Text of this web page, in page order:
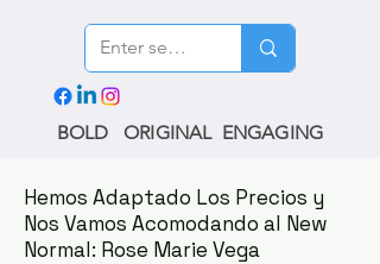
BOLD ORIGINAL ENGAGING
Hemos Adaptado Los Precios y
Nos Vamos Acomodando al New
Normal: Rose Marie Vega